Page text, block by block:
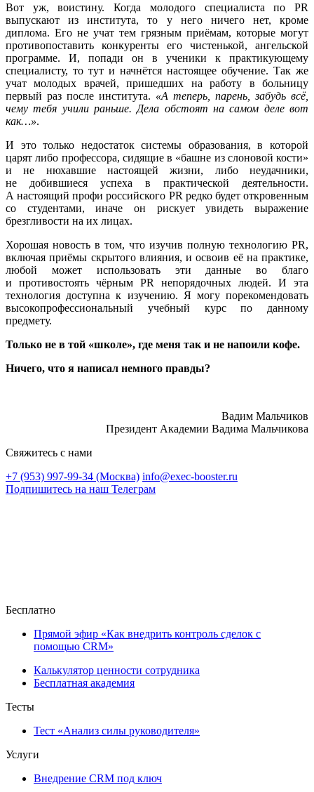
Вот уж, воистину. Когда молодого специалиста по PR
выпускают из института, то у него ничего нет, кроме
диплома. Его не учат тем грязным приёмам, которые могут
противопоставить конкуренты его чистенькой, ангельской
программе. И, попади он в ученики к практикующему
специалисту, то тут и начнётся настоящее обучение. Так же
учат молодых врачей, пришедших на работу в больницу
первый раз после института. «А теперь, парень, забудь всё,
чему тебя учили раньше. Дела обстоят на самом деле вот
как…».
И это только недостаток системы образования, в которой
царят либо профессора, сидящие в «башне из слоновой кости»
и не нюхавшие настоящей жизни, либо неудачники,
не добившиеся успеха в практической деятельности.
А настоящий профи российского PR редко будет откровенным
со студентами, иначе он рискует увидеть выражение
брезгливости на их лицах.
Хорошая новость в том, что изучив полную технологию PR,
включая приёмы скрытого влияния, и освоив её на практике,
любой может использовать эти данные во благо
и противостоять чёрным PR непорядочных людей. И эта
технология доступна к изучению. Я могу порекомендовать
высокопрофессиональный учебный курс по данному
предмету.
Только не в той «школе», где меня так и не напоили кофе.
Ничего, что я написал немного правды?
Вадим Мальчиков
Президент Академии Вадима Мальчикова
Свяжитесь с нами
+7 (953) 997-99-34 (Москва) info@exec-booster.ru
Подпишитесь на наш Телеграм
Бесплатно
Прямой эфир «Как внедрить контроль сделок с
помощью CRM»
Калькулятор ценности сотрудника
Бесплатная академия
Тесты
Тест «Анализ силы руководителя»
Услуги
Внедрение CRM под ключ